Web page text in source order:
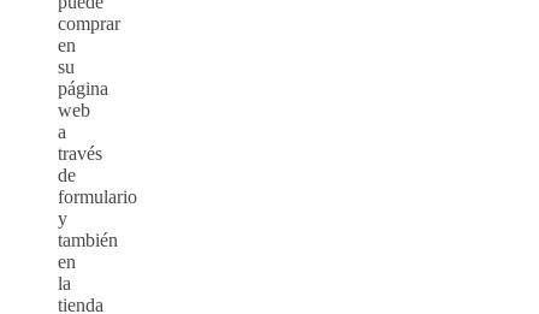
comprar
en
su
página
web
a
través
de
formulario
y
también
en
la
tienda